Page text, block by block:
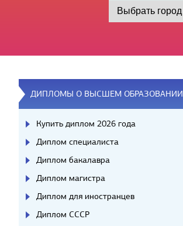
ДИПЛОМЫ О ВЫСШЕМ ОБРАЗОВАНИИ
Купить диплом 2026 года
Диплом специалиста
Диплом бакалавра
Диплом магистра
Диплом для иностранцев
Диплом СССР